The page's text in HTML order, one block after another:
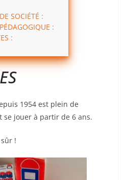
SOCIÉTÉ :
:
:
1954 est plein de
se jouer à partir de 6 ans.
!